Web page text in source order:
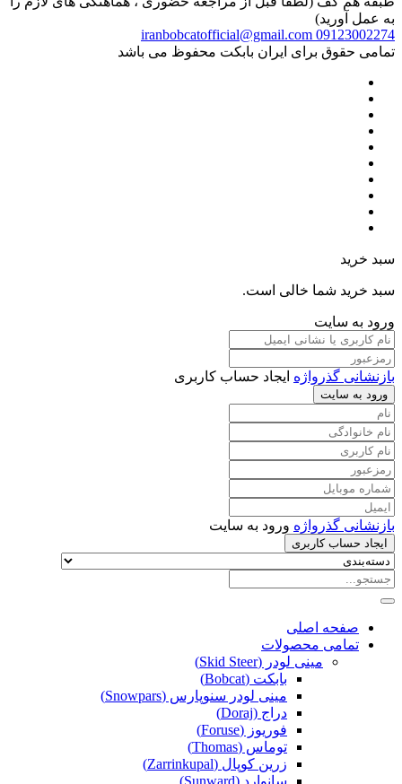
به عمل آورید)
09123002274
iranbobcatofficial@gmail.com
تمامی حقوق برای ایران بابکت محفوظ می باشد
سبد خرید
سبد خرید شما خالی است.
ورود به سایت
بازنشانی گذرواژه ایجاد حساب کاربری
ورود به سایت
بازنشانی گذرواژه ورود به سایت
ایجاد حساب کاربری
صفحه اصلی
تمامی محصولات
مینی لودر (Skid Steer)
بابکت (Bobcat)
مینی لودر سنوپارس (Snowpars)
دراج (Doraj)
فوریوز (Foruse)
توماس (Thomas)
زرین کوپال (Zarrinkupal)